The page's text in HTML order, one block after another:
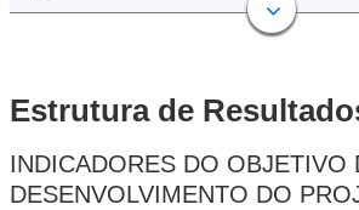
Estrutura de
INDICADORES DO OBJETIVO
DESENVOLVIMENTO DO